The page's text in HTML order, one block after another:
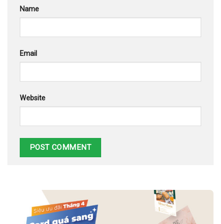
Name
Email
Website